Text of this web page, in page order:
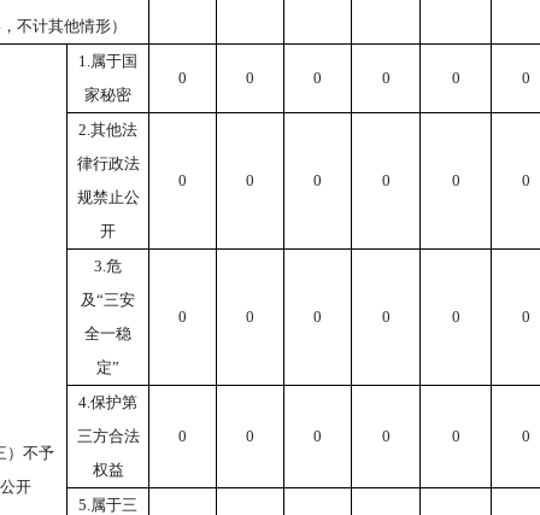
不计其他情形）
）不予
公开
1.属于国
家秘密
0 0 0 0 0 0
2.其他法
律行政法
规禁止公
开
0 0 0 0 0 0
3.危
及“三安
全一稳
定”
0 0 0 0 0 0
4.保护第
三方合法
权益
0 0 0 0 0 0
5.属于三